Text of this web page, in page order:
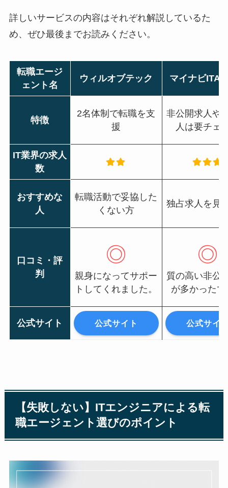
詳しいサービスの内容はそれぞれ解説しているた
め、ぜひ最後までお読みください。
転職エージ
ェント名
ウィルオブテック マイナビ
特徴
2名体制で転職を支
援
非公開求人や
人は要チェ
IT業界の求人
数
おすすめな
人
転職活動で妥協した
くない方
独占求人を見
口コミ・評
判
◎
親身になってサポー
トしてくれました。
◎
質の高い非公
が多かった
公式サイト 公式サイト 公式サイ
【失敗しない】ITエンジニアによる転
職エージェント選びのポイント